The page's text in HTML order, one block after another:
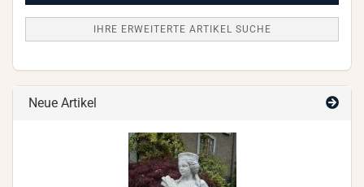
IHRE ERWEITERTE ARTIKEL SUCHE
Neue Artikel